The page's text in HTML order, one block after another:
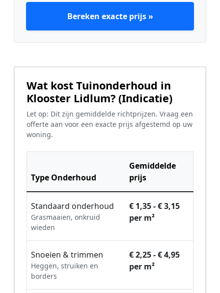
Bereken exacte prijs »
Wat kost Tuinonderhoud in
Klooster Lidlum? (Indicatie)
Let op: Dit zijn gemiddelde richtprijzen. Vraag een
offerte aan voor een exacte prijs afgestemd op uw
woning.
Type Onderhoud
Gemiddelde
prijs
Standaard onderhoud
Grasmaaien, onkruid
wieden
€ 1,35 - € 3,15
per m²
Snoeien & trimmen
Heggen, struiken en
borders
€ 2,25 - € 4,95
per m²